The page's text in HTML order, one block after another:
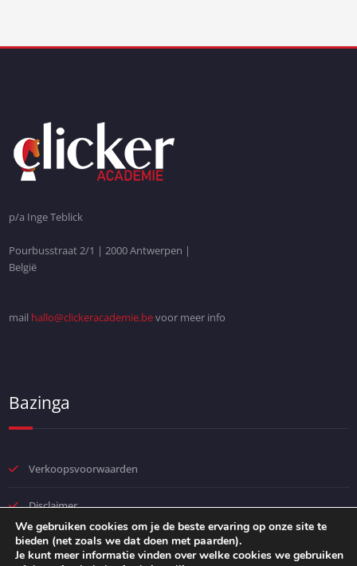
p/a Inge Teblick
Pourbusstraat 2/1 | 2000 Antwerpen |
België
mail hallo@clickeracademie.bevoor meer info
Bazinga
Verkoopsvoorwaarden
Disclaimer
Privacybeleid
We gebruiken cookies om je de beste ervaring op onze site te
bieden (net zoals we dat doen met paarden).
Je kunt meer informatie vinden over welke cookies we gebruiken